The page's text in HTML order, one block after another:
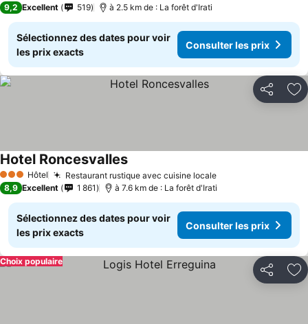
9,2 Excellent 519 à 2.5 km de : La forêt d'Irati
Sélectionnez des dates pour voir
les prix exacts
Consulter les prix
Partager
3 ÉtoilesHôtel Restaurant rustique avec cuisine locale
Hotel Roncesvalles
8,9 Excellent 1 861 à 7.6 km de : La forêt d'Irati
Sélectionnez des dates pour voir
les prix exacts
Consulter les prix
Partager
Choix populaire